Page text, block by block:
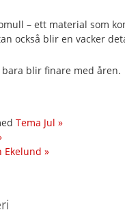
– ett material som
också blir en vacker
blir finare med åren.
Tema Jul »
»